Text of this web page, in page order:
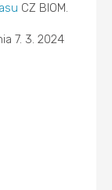
CZ BIOM.
7. 3. 2024